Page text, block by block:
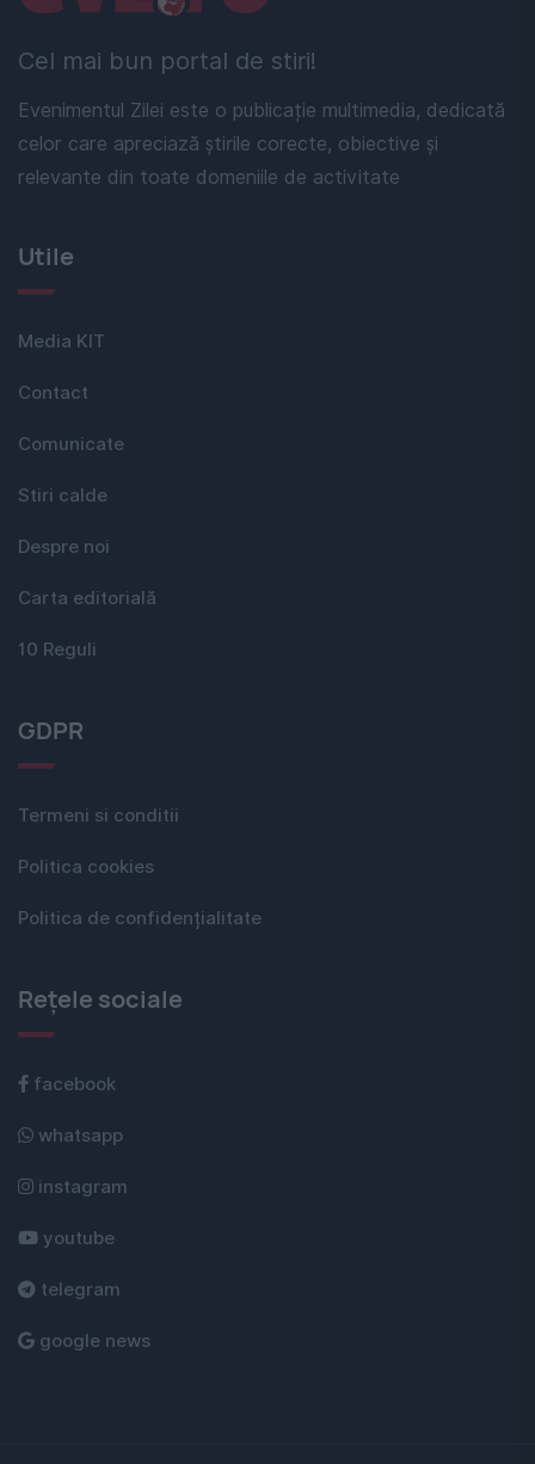
Cel mai bun portal de stiri!
Evenimentul Zilei este o publicație multimedia, dedicată
celor care apreciază știrile corecte, obiective și
relevante din toate domeniile de activitate
Utile
Media KIT
Contact
Comunicate
Stiri calde
Despre noi
Carta editorială
10 Reguli
GDPR
Termeni si conditii
Politica cookies
Politica de confidențialitate
Rețele sociale
facebook
whatsapp
instagram
youtube
telegram
google news